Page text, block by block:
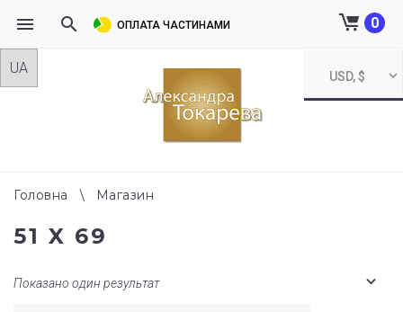
Skip
USD, $
0
ОПЛАТА ЧАСТИНАМИ
Головна \ Магазин
51 X 69
Показано один результат